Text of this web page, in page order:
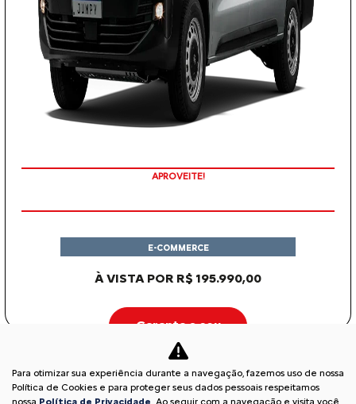
APROVEITE!
À VISTA POR R$ 195.990,00
E-COMMERCE
Garanta o seu
C3
Para otimizar sua experiência durante a navegação, fazemos uso de nossa
Política de Cookies e para proteger seus dados pessoais respeitamos
nossa Política de Privacidade . Ao seguir com a navegação e visita você